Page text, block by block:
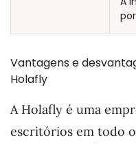
Vantagens e
Holafly
A Holafly é uma
escritórios em todo